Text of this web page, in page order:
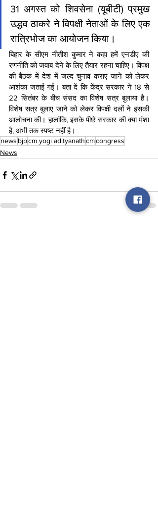
31 अगस्त को शिवसेना (यूबीटी) प्रमुख
उद्धव ठाकरे ने विपक्षी नेताओं के लिए एक
रात्रिभोज का आयोजन किया।
बिहार के सीएम नीतीश कुमार ने कहा हमें एनडीए की
रणनीति को जवाब देने के लिए तैयार रहना चाहिए। विपक्ष
की बैठक में देश में जल्द चुनाव कराए जाने को लेकर
आशंका जताई गई। बता दें कि केंद्र सरकार ने 18 से
22 सितंबर के बीच संसद का विशेष सत्र बुलाया है।
विशेष सत्र बुलाए जाने को लेकर विपक्षी दलों ने इसकी
आलोचना की। हालांकि, इसके पीछे सरकार की क्या मंशा
है, अभी तक स्पष्ट नहीं है।
news bjpcm yogi adityanathcmcongress
News